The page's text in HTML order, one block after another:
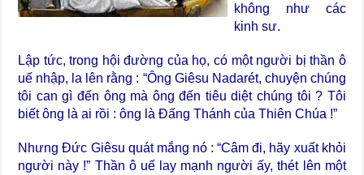
không như các
kinh sư.
Lập tức, trong hội đường của họ, có một người bị thần ô
uế nhập, la lên rằng : “Ông Giêsu Nadarét, chuyện chúng
tôi can gì đến ông mà ông đến tiêu diệt chúng tôi ? Tôi
biết ông là ai rồi : ông là Đấng Thánh của Thiên Chúa !”
Nhưng Đức Giêsu quát mắng nó : “Câm đi, hãy xuất khỏi
người này !” Thần ô uế lay mạnh người ấy, thét lên một